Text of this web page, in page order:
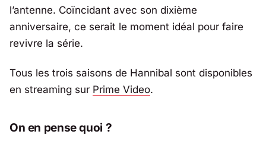
l’antenne. Coïncidant avec son dixième
anniversaire, ce serait le moment idéal pour faire
revivre la série.
Tous les trois saisons de Hannibal sont disponibles
en streaming sur Prime Video.
On en pense quoi ?